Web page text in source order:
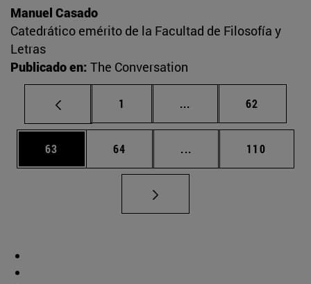
Manuel Casado
Catedrático emérito de la Facultad de Filosofía y
Letras
Publicado en: The Conversation
Página
1 ... Páginas intermedias
Página
62
Página
63 Página
64 ... Páginas intermedias
Página
110